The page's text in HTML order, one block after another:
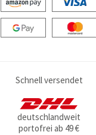
Schnell versendet
deutschlandweit
portofrei ab 49 €